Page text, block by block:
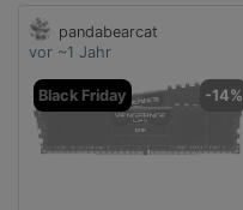
pandabearcat
vor ~1 Jahr
Black Friday -14%